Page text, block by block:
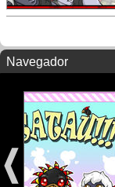
Navegador